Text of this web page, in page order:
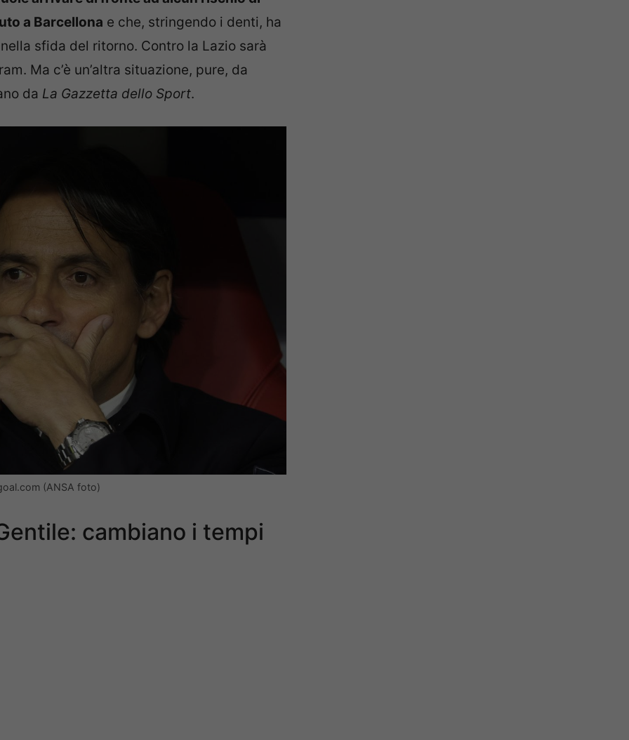
a Barcellona e che, stringendo i denti, ha
sfida del ritorno. Contro la Lazio sarà
Ma c’è un’altra situazione, pure, da
da La Gazzetta dello Sport.
(ANSA foto)
cambiano i tempi